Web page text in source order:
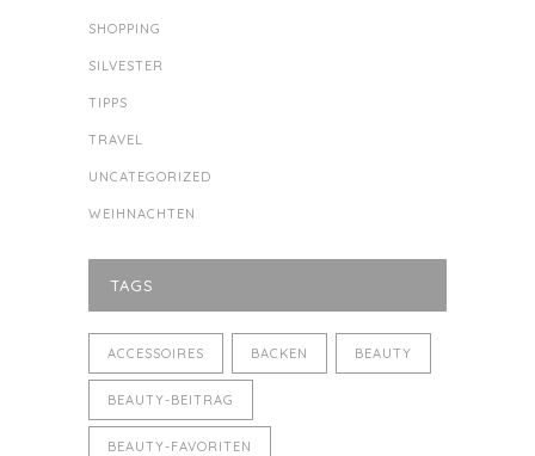
SHOPPING
SILVESTER
TIPPS
TRAVEL
UNCATEGORIZED
WEIHNACHTEN
TAGS
ACCESSOIRES BACKEN BEAUTY
BEAUTY-BEITRAG
BEAUTY-FAVORITEN